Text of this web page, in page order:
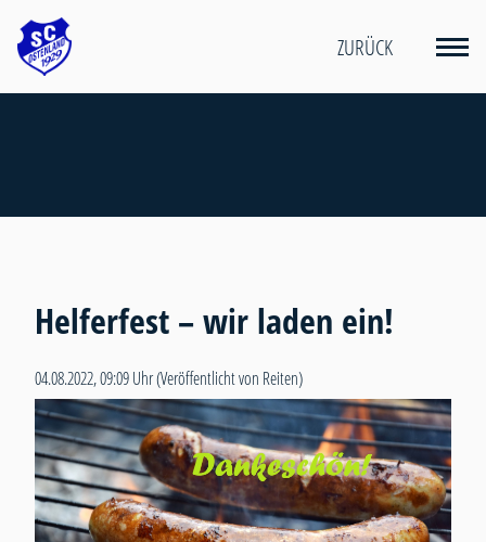
ZURÜCK
Helferfest – wir laden ein!
04.08.2022, 09:09 Uhr(Veröffentlicht von Reiten)